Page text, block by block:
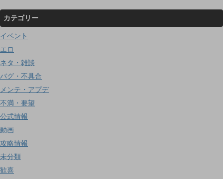
カテゴリー
イベント
エロ
ネタ・雑談
バグ・不具合
メンテ・アプデ
不満・要望
公式情報
動画
攻略情報
未分類
歓喜